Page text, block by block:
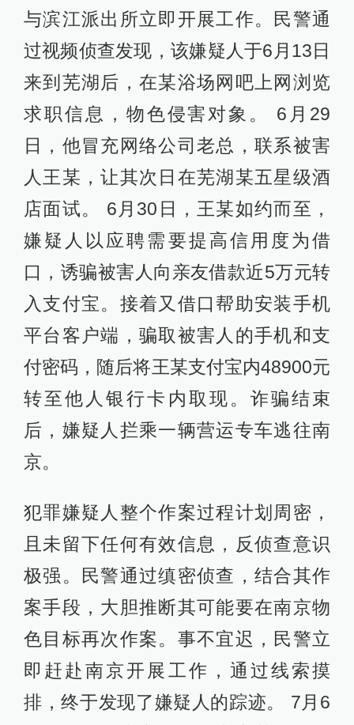
与滨江派出所立即开展工作。民警通
过视频侦查发现，该嫌疑人于6月13日
来到芜湖后，在某浴场网吧上网浏览
求职信息，物色侵害对象。 6月29
日，他冒充网络公司老总，联系被害
人王某，让其次日在芜湖某五星级酒
店面试。 6月30日，王某如约而至，
嫌疑人以应聘需要提高信用度为借
口，诱骗被害人向亲友借款近5万元转
入支付宝。接着又借口帮助安装手机
平台客户端，骗取被害人的手机和支
付密码，随后将王某支付宝内48900元
转至他人银行卡内取现。诈骗结束
后，嫌疑人拦乘一辆营运专车逃往南
京。
犯罪嫌疑人整个作案过程计划周密，
且未留下任何有效信息，反侦查意识
极强。民警通过缜密侦查，结合其作
案手段，大胆推断其可能要在南京物
色目标再次作案。事不宜迟，民警立
即赶赴南京开展工作，通过线索摸
排，终于发现了嫌疑人的踪迹。 7月6